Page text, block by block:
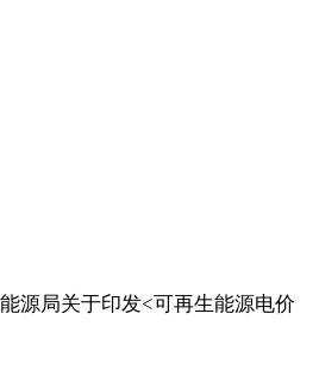
源局关于印发<可再生能源电价